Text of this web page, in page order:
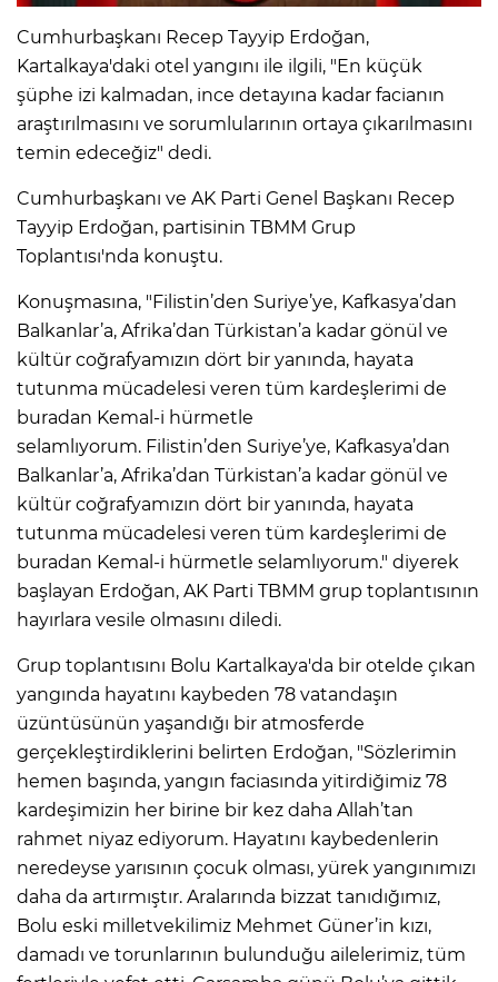
Cumhurbaşkanı Recep Tayyip Erdoğan,
Kartalkaya'daki otel yangını ile ilgili, "En küçük
şüphe izi kalmadan, ince detayına kadar facianın
araştırılmasını ve sorumlularının ortaya çıkarılmasını
temin edeceğiz" dedi.
Cumhurbaşkanı ve AK Parti Genel Başkanı Recep
Tayyip Erdoğan, partisinin TBMM Grup
Toplantısı'nda konuştu.
Konuşmasına, "Filistin’den Suriye’ye, Kafkasya’dan
Balkanlar’a, Afrika’dan Türkistan’a kadar gönül ve
kültür coğrafyamızın dört bir yanında, hayata
tutunma mücadelesi veren tüm kardeşlerimi de
buradan Kemal-i hürmetle
selamlıyorum. Filistin’den Suriye’ye, Kafkasya’dan
Balkanlar’a, Afrika’dan Türkistan’a kadar gönül ve
kültür coğrafyamızın dört bir yanında, hayata
tutunma mücadelesi veren tüm kardeşlerimi de
buradan Kemal-i hürmetle selamlıyorum." diyerek
başlayan Erdoğan, AK Parti TBMM grup toplantısının
hayırlara vesile olmasını diledi.
Grup toplantısını Bolu Kartalkaya'da bir otelde çıkan
yangında hayatını kaybeden 78 vatandaşın
üzüntüsünün yaşandığı bir atmosferde
gerçekleştirdiklerini belirten Erdoğan, "Sözlerimin
hemen başında, yangın faciasında yitirdiğimiz 78
kardeşimizin her birine bir kez daha Allah’tan
rahmet niyaz ediyorum. Hayatını kaybedenlerin
neredeyse yarısının çocuk olması, yürek yangınımızı
daha da artırmıştır. Aralarında bizzat tanıdığımız,
Bolu eski milletvekilimiz Mehmet Güner’in kızı,
damadı ve torunlarının bulunduğu ailelerimiz, tüm